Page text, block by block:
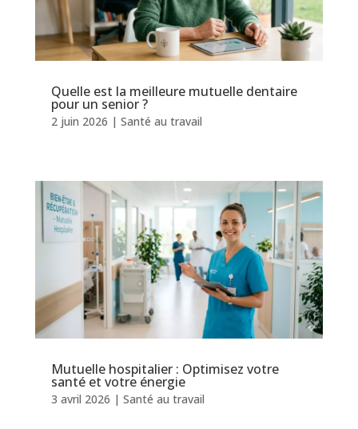
Quelle est la meilleure mutuelle dentaire
pour un senior ?
2 juin 2026 | Santé au travail
Mutuelle hospitalier : Optimisez votre
santé et votre énergie
3 avril 2026 | Santé au travail